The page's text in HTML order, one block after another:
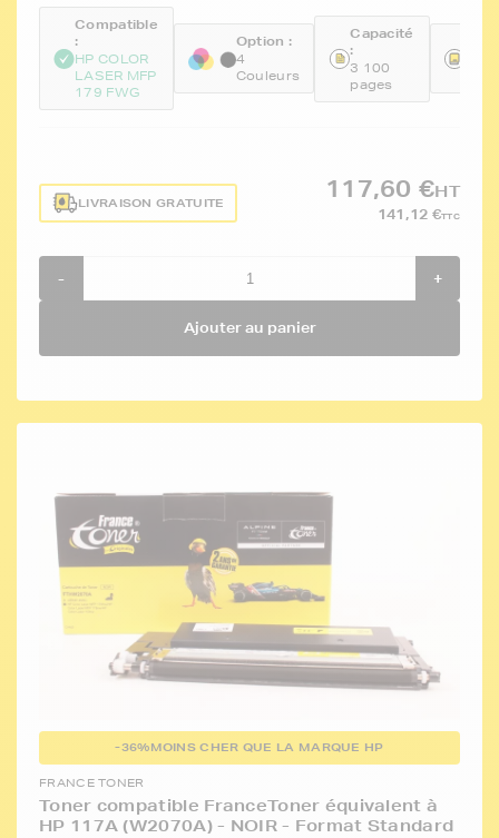
Compatible
:
HP COLOR
LASER MFP
179 FWG
Option :
4
Couleurs
Capacité
:
3 100
pages
LIVRAISON GRATUITE
117,60 €HT
141,12 €TTC
- +
Ajouter au panier
-36%MOINS CHER QUE LA MARQUE HP
FRANCE TONER
Toner compatible FranceToner équivalent à
HP 117A (W2070A) - NOIR - Format Standard